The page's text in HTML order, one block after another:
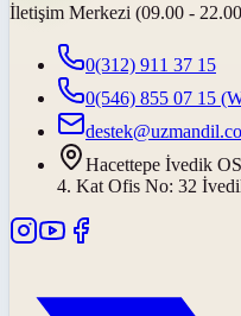
İletişim Merkezi (09.00 -
0(312) 911 37 15
0(546) 855 07 15
Hacettepe İvedik
4. Kat Ofis No: 32